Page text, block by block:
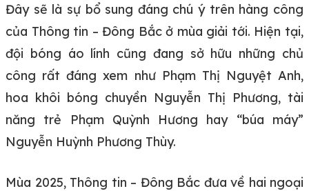
Đây sẽ là sự bổ sung đáng chú ý trên hàng công
của Thông tin – Đông Bắc ở mùa giải tới. Hiện tại,
đội bóng áo lính cũng đang sở hữu những chủ
công rất đáng xem như Phạm Thị Nguyệt Anh,
hoa khôi bóng chuyền Nguyễn Thị Phương, tài
năng trẻ Phạm Quỳnh Hương hay “búa máy”
Nguyễn Huỳnh Phương Thùy.
Mùa 2025, Thông tin – Đông Bắc đưa về hai ngoại